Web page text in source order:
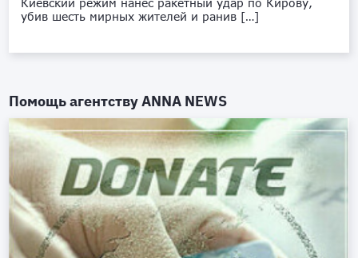
Киевский режим нанёс ракетный удар по Кирову,
убив шесть мирных жителей и ранив […]
Помощь агентствуANNA NEWS